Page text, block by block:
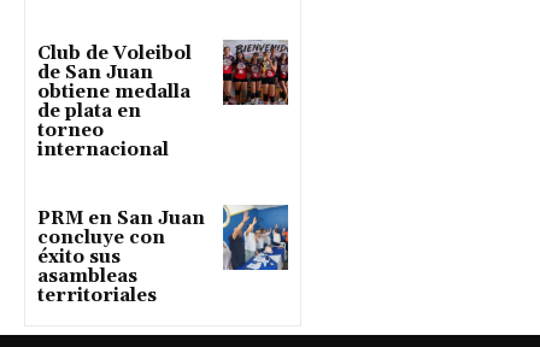
Club de Voleibol
de San Juan
obtiene medalla
de plata en
torneo
internacional
PRM en San Juan
concluye con
éxito sus
asambleas
territoriales